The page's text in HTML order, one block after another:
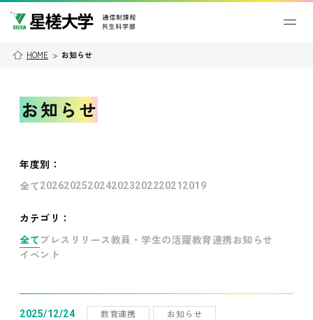
HOME > お知らせ
お知らせ
年度別 ：
全て202620252024202320222021 2019
カテゴリ：
全て プレスリリース教員・学生の活躍教育連携お知らせ
イベント
2025/12/24 教育連携 お知らせ